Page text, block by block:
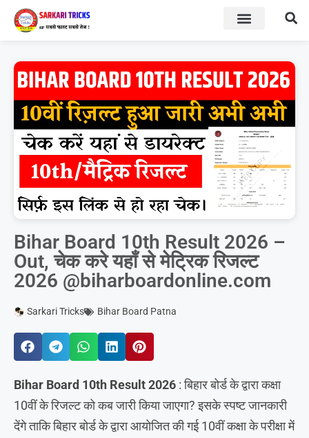
Bihar Board 10th Result 2026 –
Out, चेक करे यहाँ से मेट्रिक रिजल्ट
2026 @biharboardonline.com
Sarkari Tricks Bihar Board Patna
Bihar Board 10th Result 2026 : बिहार बोर्ड के द्वारा कक्षा
10वीं के रिजल्ट को कब जारी किया जाएगा? इसके स्पष्ट जानकारी
देंगे ताकि बिहार बोर्ड के द्वारा आयोजित की गई 10वीं कक्षा के परीक्षा में